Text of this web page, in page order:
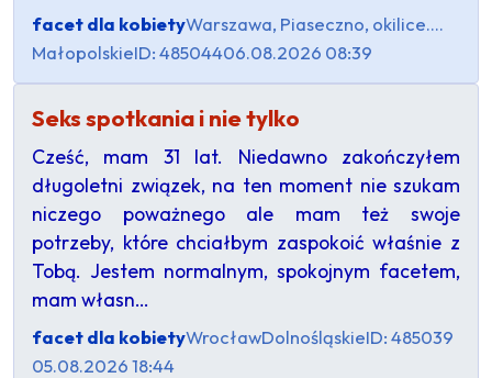
facet dla kobietyWarszawa, Piaseczno, okilice....
MałopolskieID: 48504406.08.2026 08:39
Seks spotkania i nie tylko
Cześć, mam 31 lat. Niedawno zakończyłem
długoletni związek, na ten moment nie szukam
niczego poważnego ale mam też swoje
potrzeby, które chciałbym zaspokoić właśnie z
Tobą. Jestem normalnym, spokojnym facetem,
mam własn…
facet dla kobietyWrocławDolnośląskieID: 485039
05.08.2026 18:44